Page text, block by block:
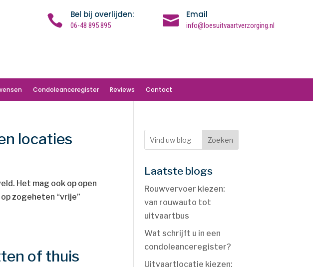
 Bel bij overlijden:
06-48 895 895  Email
info@loesuitvaartverzorging.nl
Condoleanceregister Reviews Contact
locaties
Het mag ook op open
zogeheten “vrije”
of thuis
Zoeken
Laatste blogs
Rouwvervoer kiezen:
van rouwauto tot
uitvaartbus
Wat schrijft u in een
condoleanceregister?
Uitvaartlocatie kiezen: